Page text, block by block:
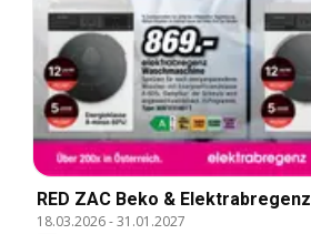
RED ZAC Beko & Elektrabregenz
18.03.2026-31.01.2027